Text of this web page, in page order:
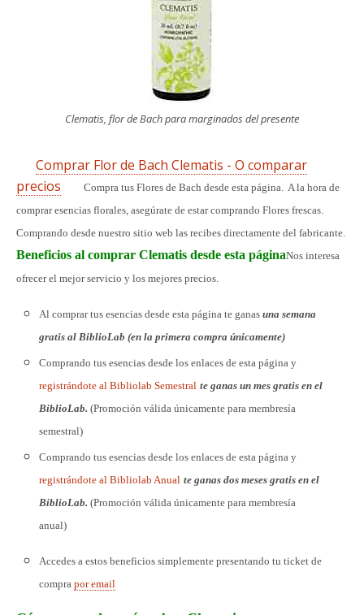
Clematis, flor de Bach para marginados del presente
Comprar Flor de Bach Clematis - O comparar
precios
Compra tus Flores de Bach desde esta página. A la hora de
comprar esencias florales, asegúrate de estar comprando Flores frescas.
Comprando desde nuestro sitio web las recibes directamente del fabricante.
Beneficios al comprar Clematis desde esta páginaNos interesa
ofrecer el mejor servicio y los mejores precios.
Al comprar tus esencias desde esta página te ganasuna semana
gratis al BiblioLab (en la primera compra únicamente)
Comprando tus esencias desde los enlaces de esta página y
registrándote al Bibliolab Semestral te ganas un mes gratis en el
BiblioLab. (Promoción válida únicamente para membresía
semestral)
Comprando tus esencias desde los enlaces de esta página y
registrándote al Bibliolab Anual te ganas dos meses gratis en el
BiblioLab. (Promoción válida únicamente para membresía
anual)
Accedes a estos beneficios simplemente presentando tu ticket de
comprapor email